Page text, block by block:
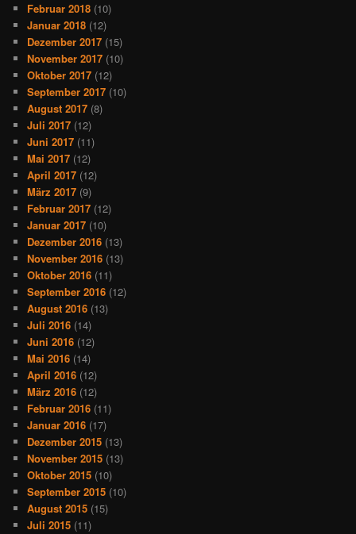
Februar 2018 (10)
Januar 2018 (12)
Dezember 2017 (15)
November 2017 (10)
Oktober 2017 (12)
September 2017 (10)
August 2017 (8)
Juli 2017 (12)
Juni 2017 (11)
Mai 2017 (12)
April 2017 (12)
März 2017 (9)
Februar 2017 (12)
Januar 2017 (10)
Dezember 2016 (13)
November 2016 (13)
Oktober 2016 (11)
September 2016 (12)
August 2016 (13)
Juli 2016 (14)
Juni 2016 (12)
Mai 2016 (14)
April 2016 (12)
März 2016 (12)
Februar 2016 (11)
Januar 2016 (17)
Dezember 2015 (13)
November 2015 (13)
Oktober 2015 (10)
September 2015 (10)
August 2015 (15)
Juli 2015 (11)